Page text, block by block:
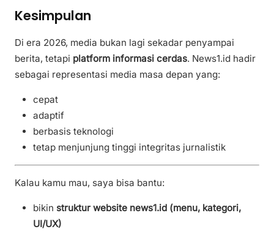
Kesimpulan
Di era 2026, media bukan lagi sekadar penyampai
berita, tetapi platform informasi cerdas. News1.id hadir
sebagai representasi media masa depan yang:
cepat
adaptif
berbasis teknologi
tetap menjunjung tinggi integritas jurnalistik
Kalau kamu mau, saya bisa bantu:
bikin struktur website news1.id (menu, kategori,
UI/UX)